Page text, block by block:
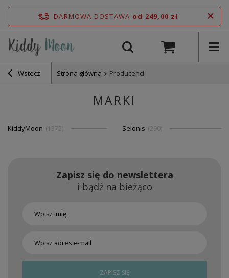
DARMOWA DOSTAWA od 249,00 zł
Wstecz Strona główna Producenci
MARKI
KiddyMoon (1375) Selonis (290)
Zapisz się do newslettera
i bądź na bieżąco
ZAPISZ SIĘ